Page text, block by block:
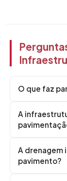
O que faz
A
A drenagem
pavimento?